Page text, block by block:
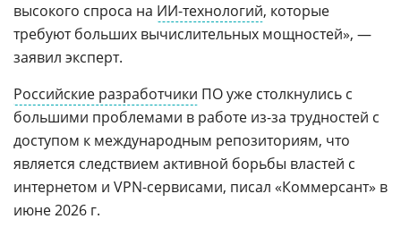
высокого спроса на ИИ-технологий, которые
требуют больших вычислительных мощностей», —
заявил эксперт.
Российские разработчики ПО уже столкнулись с
большими проблемами в работе из-за трудностей с
доступом к международным репозиториям, что
является следствием активной борьбы властей с
интернетом и VPN-сервисами, писал «Коммерсант» в
июне 2026 г.